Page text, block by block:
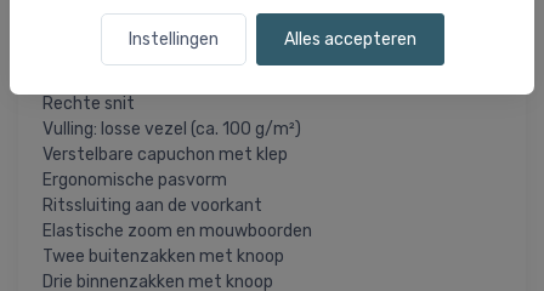
Instellingen Alles accepteren
Specificaties
Materiaal: gerecycled polyester en polyamide
Rechte snit
Vulling: losse vezel (ca. 100 g/m²)
Verstelbare capuchon met klep
Ergonomische pasvorm
Ritssluiting aan de voorkant
Elastische zoom en mouwboorden
Twee buitenzakken met knoop
Drie binnenzakken met knoop